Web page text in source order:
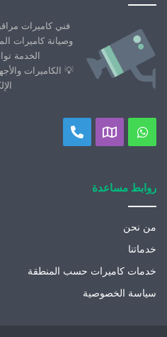
فني كاميرات
وصيانة كاميرات
الخدمة
💡 الكاميرات
واتسابموقعنا
خريطة
اتصل
روابط مساعدة
من نحن
خدماتنا
خدمات كاميرات حسب المنطقة
سياسة الخصوصية